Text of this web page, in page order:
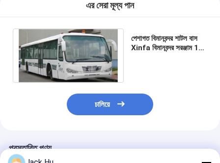
এর সেরা মূল্য পান
পেশাগত বিমানবন্দর শাটল বাস
Xinfa বিমানবন্দর সরঞ্জাম 10
চালিয়ে
প্রস্তাবিত পণ্য